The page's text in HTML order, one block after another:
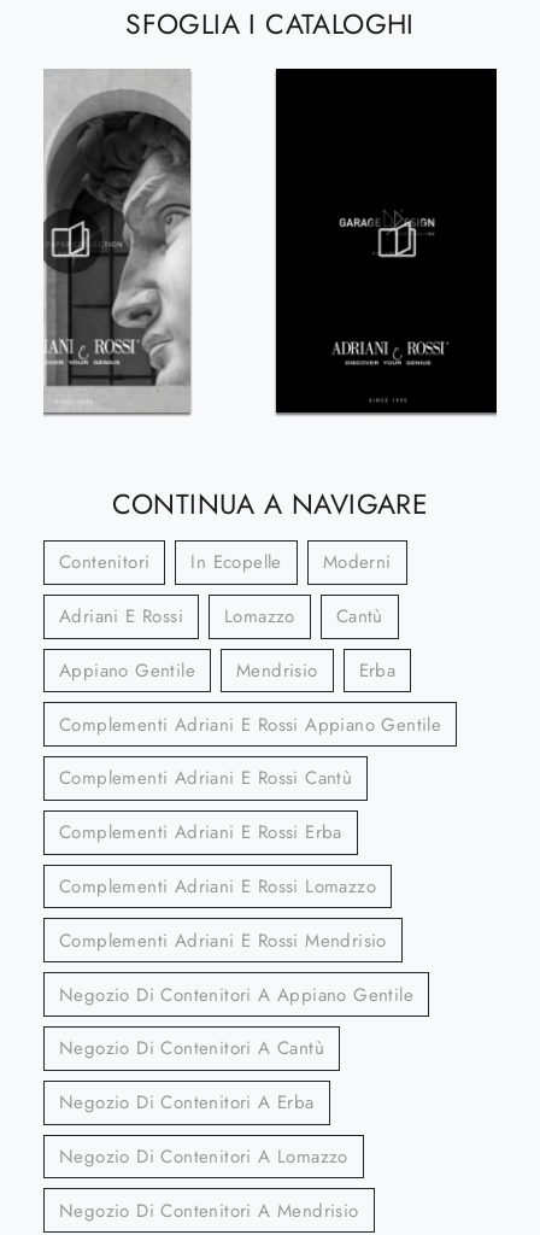
SFOGLIA I CATALOGHI
CONTINUA A NAVIGARE
Contenitori In Ecopelle Moderni
Adriani E Rossi Lomazzo Cantù
Appiano Gentile Mendrisio Erba
Complementi Adriani E Rossi Appiano Gentile
Complementi Adriani E Rossi Cantù
Complementi Adriani E Rossi Erba
Complementi Adriani E Rossi Lomazzo
Complementi Adriani E Rossi Mendrisio
Negozio Di Contenitori A Appiano Gentile
Negozio Di Contenitori A Cantù
Negozio Di Contenitori A Erba
Negozio Di Contenitori A Lomazzo
Negozio Di Contenitori A Mendrisio